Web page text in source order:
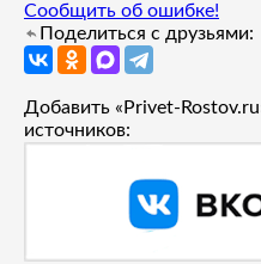
Сообщить об ошибке!
Поделиться с друзьями:
Добавить «Privet-
источников: